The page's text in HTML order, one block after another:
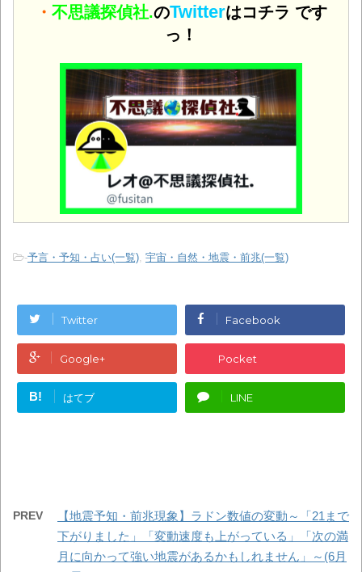
・ 不思議探偵社.のTwitterはコチラ です
っ！
-予言・予知・占い(一覧), 宇宙・自然・地震・前兆(一覧)
Twitter Facebook
Google+ Pocket
B! はてブ LINE
PREV
【地震予知・前兆現象】ラドン数値の変動～「21まで
下がりました」「変動速度も上がっている」「次の満
月に向かって強い地震があるかもしれません」～(6月